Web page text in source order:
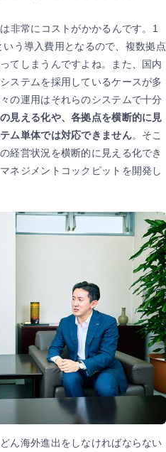
非常にコストがかかるんです。1
う導入費用となるので、複数拠点
てしまうんですよね。また、国内
ステムを採用しているケースが多
の運用はそれらのシステムで十分
見える化や、各拠点を横断的に見
ム単体では対応できません。そこ
経営状況を横断的に見える化でき
ネジメントコックピットを開発し
ん海外進出をしなければならない